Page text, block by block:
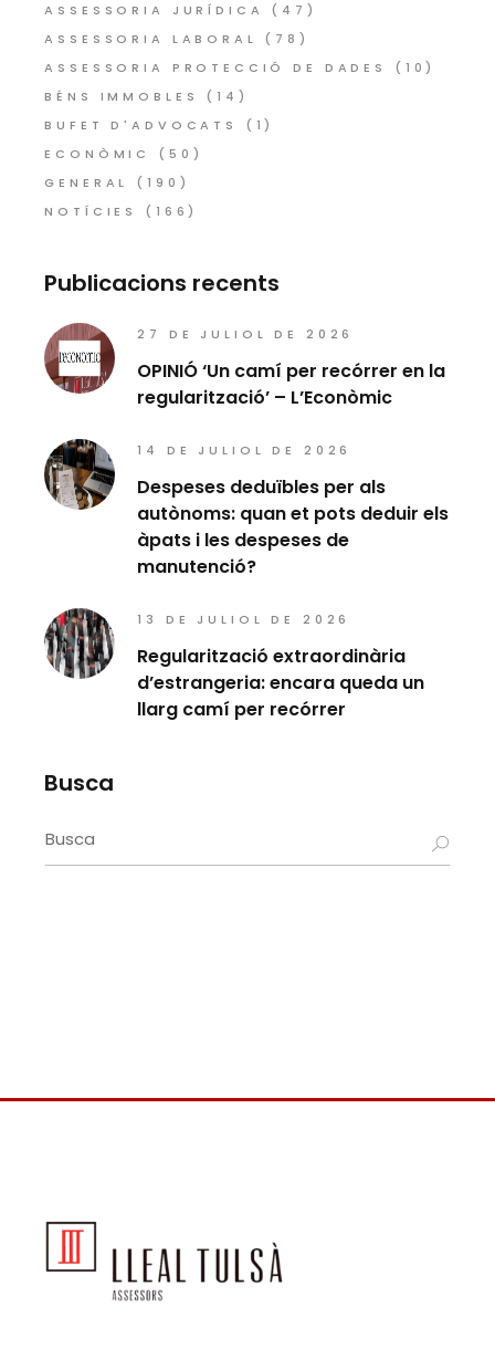
ASSESSORIA JURÍDICA
(47)
ASSESSORIA LABORAL
(78)
ASSESSORIA PROTECCIÓ DE DADES
(10)
BÉNS IMMOBLES
(14)
BUFET D'ADVOCATS
(1)
ECONÒMIC
(50)
GENERAL
(190)
NOTÍCIES
(166)
Publicacions recents
27 DE JULIOL DE 2026
OPINIÓ ‘Un camí per recórrer en la
regularització’ – L’Econòmic
14 DE JULIOL DE 2026
Despeses deduïbles per als
autònoms: quan et pots deduir els
àpats i les despeses de
manutenció?
13 DE JULIOL DE 2026
Regularització extraordinària
d’estrangeria: encara queda un
llarg camí per recórrer
Busca
Search
for: